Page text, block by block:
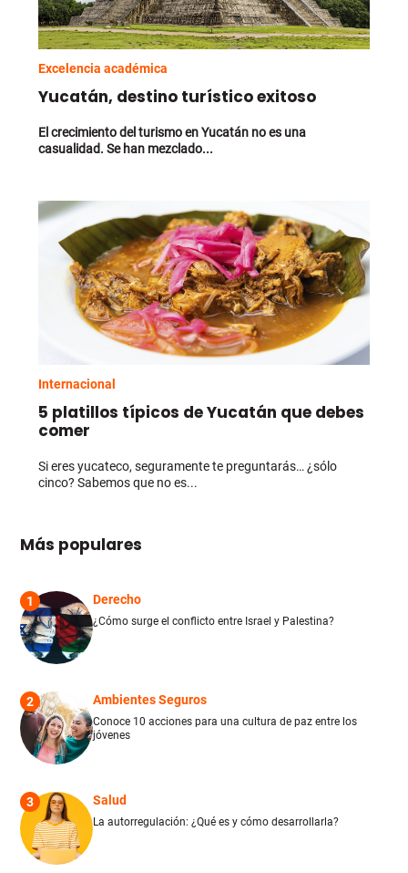
Excelencia académica
Yucatán, destino turístico exitoso
El crecimiento del turismo en Yucatán no es una
casualidad. Se han mezclado...
Internacional
5 platillos típicos de Yucatán que debes
comer
Si eres yucateco, seguramente te preguntarás… ¿sólo
cinco? Sabemos que no es...
Más populares
1 Derecho
¿Cómo surge el conflicto entre Israel y Palestina?
2 Ambientes Seguros
Conoce 10 acciones para una cultura de paz entre los
jóvenes
3 Salud
La autorregulación: ¿Qué es y cómo desarrollarla?